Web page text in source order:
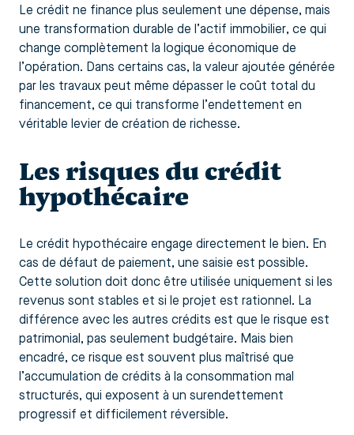
Le crédit ne finance plus seulement une dépense, mais
une transformation durable de l’actif immobilier, ce qui
change complètement la logique économique de
l’opération. Dans certains cas, la valeur ajoutée générée
par les travaux peut même dépasser le coût total du
financement, ce qui transforme l’endettement en
véritable levier de création de richesse.
Les risques du crédit
hypothécaire
Le crédit hypothécaire engage directement le bien. En
cas de défaut de paiement, une saisie est possible.
Cette solution doit donc être utilisée uniquement si les
revenus sont stables et si le projet est rationnel. La
différence avec les autres crédits est que le risque est
patrimonial, pas seulement budgétaire. Mais bien
encadré, ce risque est souvent plus maîtrisé que
l’accumulation de crédits à la consommation mal
structurés, qui exposent à un surendettement
progressif et difficilement réversible.